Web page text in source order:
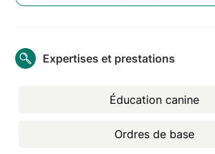
Expertises et prestations
Éducation canine
Ordres de base